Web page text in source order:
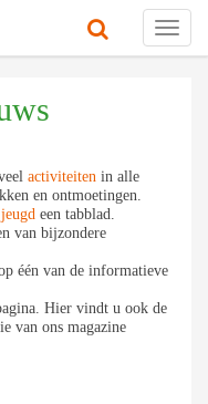
activiteiten in alle
en ontmoetingen.
jeugd een tabblad.
van bijzondere
één van de informatieve
Hier vindt u ook de
van ons magazine